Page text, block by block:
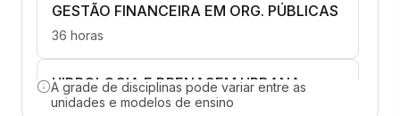
GESTÃO FINANCEIRA EM ORG. PÚBLICAS
36 horas
HIDROLOGIA E DRENAGEM URBANA
36 horas
A grade de disciplinas pode variar entre as
unidades e modelos de ensino